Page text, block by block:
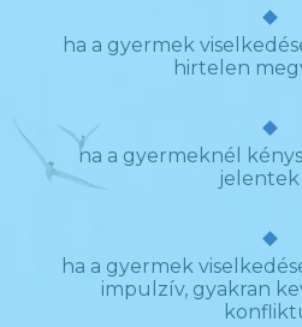
ha a gyermek
hirtelen
ha a gyermeknél
ha a gyermek
impulzív, gyakran